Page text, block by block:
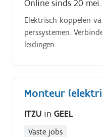
Online sinds 20
Elektrisch koppelen
perssystemen.
leidingen.
Monteur
ITZU inGEEL
Vaste jobs